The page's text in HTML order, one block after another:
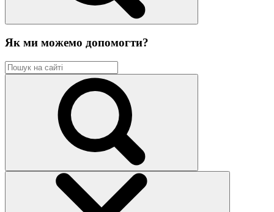
Як ми можемо допомогти?